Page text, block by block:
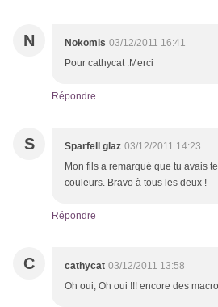
N Nokomis 03/12/2011 16:41
Pour cathycat :Merci
Répondre
S Sparfell glaz 03/12/2011 14:23
Mon fils a remarqué que tu avais
couleurs. Bravo à tous les deux !
Répondre
C cathycat 03/12/2011 13:58
Oh oui, Oh oui !!! encore des